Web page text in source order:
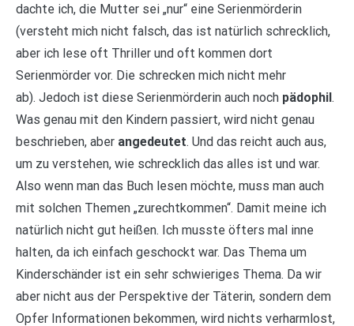
dachte ich, die Mutter sei „nur“ eine Serienmörderin
(versteht mich nicht falsch, das ist natürlich schrecklich,
aber ich lese oft Thriller und oft kommen dort
Serienmörder vor. Die schrecken mich nicht mehr
ab). Jedoch ist diese Serienmörderin auch noch pädophil.
Was genau mit den Kindern passiert, wird nicht genau
beschrieben, aber angedeutet. Und das reicht auch aus,
um zu verstehen, wie schrecklich das alles ist und war.
Also wenn man das Buch lesen möchte, muss man auch
mit solchen Themen „zurechtkommen“. Damit meine ich
natürlich nicht gut heißen. Ich musste öfters mal inne
halten, da ich einfach geschockt war. Das Thema um
Kinderschänder ist ein sehr schwieriges Thema. Da wir
aber nicht aus der Perspektive der Täterin, sondern dem
Opfer Informationen bekommen, wird nichts verharmlost,